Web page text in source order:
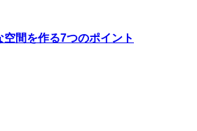
間を作る7つのポイント